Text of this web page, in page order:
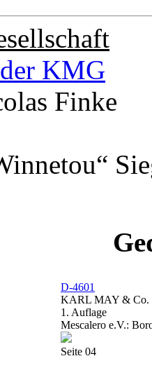
KMG
Finke
D-4601
KARL MAY & Co.
1. Auflage
Mescalero e.V.:
Seite 04